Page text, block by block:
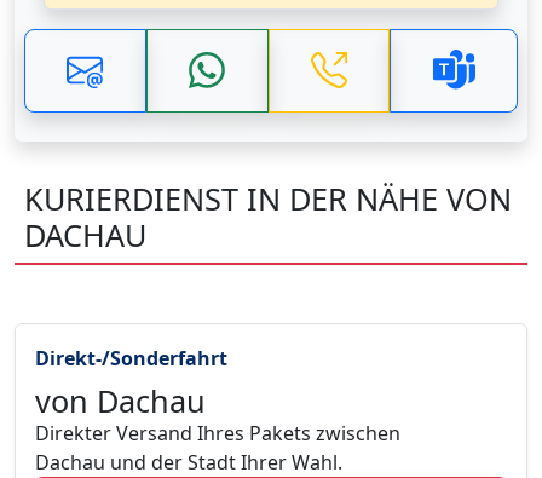
KURIERDIENST IN DER NÄHE VON
DACHAU
Direkt-/Sonderfahrt
von Dachau
Direkter Versand Ihres Pakets zwischen
Dachau und der Stadt Ihrer Wahl.